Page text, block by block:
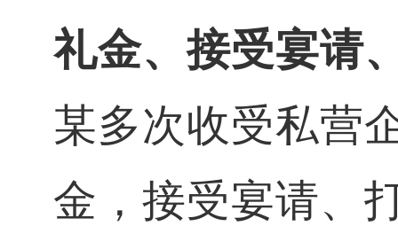
礼金、接受宴请
某多次收受私营
金，接受宴请、